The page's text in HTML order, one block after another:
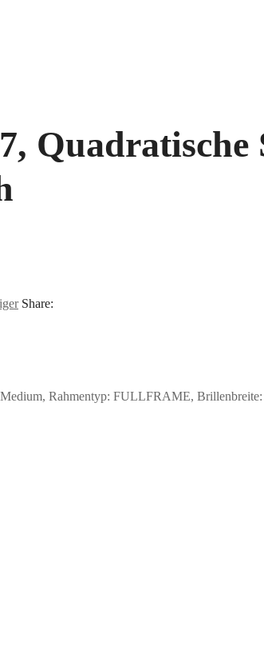
Quadratische
Share:
Rahmentyp: FULLFRAME,